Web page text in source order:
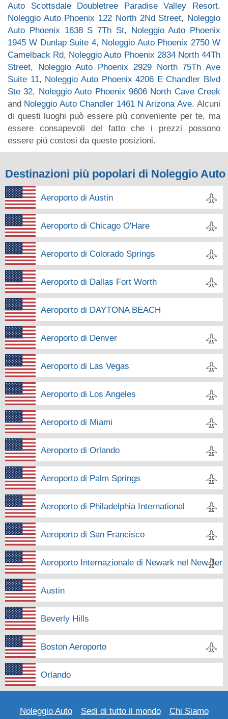
Auto Scottsdale Doubletree Paradise Valley Resort,
Noleggio Auto Phoenix 122 North 2Nd Street, Noleggio
Auto Phoenix 1638 S 7Th St, Noleggio Auto Phoenix
1945 W Dunlap Suite 4, Noleggio Auto Phoenix 2750 W
Camelback Rd, Noleggio Auto Phoenix 2834 North 44Th
Street, Noleggio Auto Phoenix 2929 North 75Th Ave
Suite 11, Noleggio Auto Phoenix 4206 E Chandler Blvd
Ste 32, Noleggio Auto Phoenix 9606 North Cave Creek
and Noleggio Auto Chandler 1461 N Arizona Ave. Alcuni
di questi luoghi può essere più conveniente per te, ma
essere consapevoli del fatto che i prezzi possono
essere più costosi da queste posizioni.
Destinazioni più popolari di Noleggio Auto
Aeroporto di Austin
Aeroporto di Chicago O'Hare
Aeroporto di Colorado Springs
Aeroporto di Dallas Fort Worth
Aeroporto di DAYTONA BEACH
Aeroporto di Denver
Aeroporto di Las Vegas
Aeroporto di Los Angeles
Aeroporto di Miami
Aeroporto di Orlando
Aeroporto di Palm Springs
Aeroporto di Philadelphia International
Aeroporto di San Francisco
Aeroporto Internazionale di Newark nel New
Austin
Beverly Hills
Boston Aeroporto
Orlando
Noleggio Auto Sedi di tutto il mondo Chi Siamo